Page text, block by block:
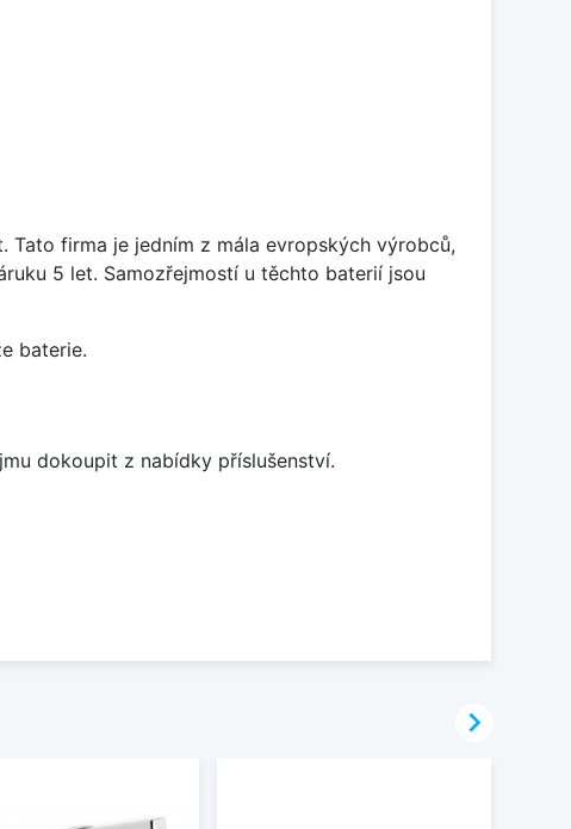
Tato firma je jedním z mála evropských výrobců,
5 let. Samozřejmostí u těchto baterií jsou
baterie.
dokoupit z nabídky příslušenství.
